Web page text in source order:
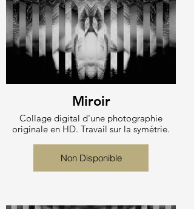
Miroir
Collage digital d'une photographie
originale en HD. Travail sur la symétrie.
Non Disponible